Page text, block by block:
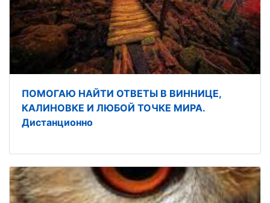
ПОМОГАЮ НАЙТИ ОТВЕТЫ В ВИННИЦЕ,
КАЛИНОВКЕ И ЛЮБОЙ ТОЧКЕ МИРА.
Дистанционно